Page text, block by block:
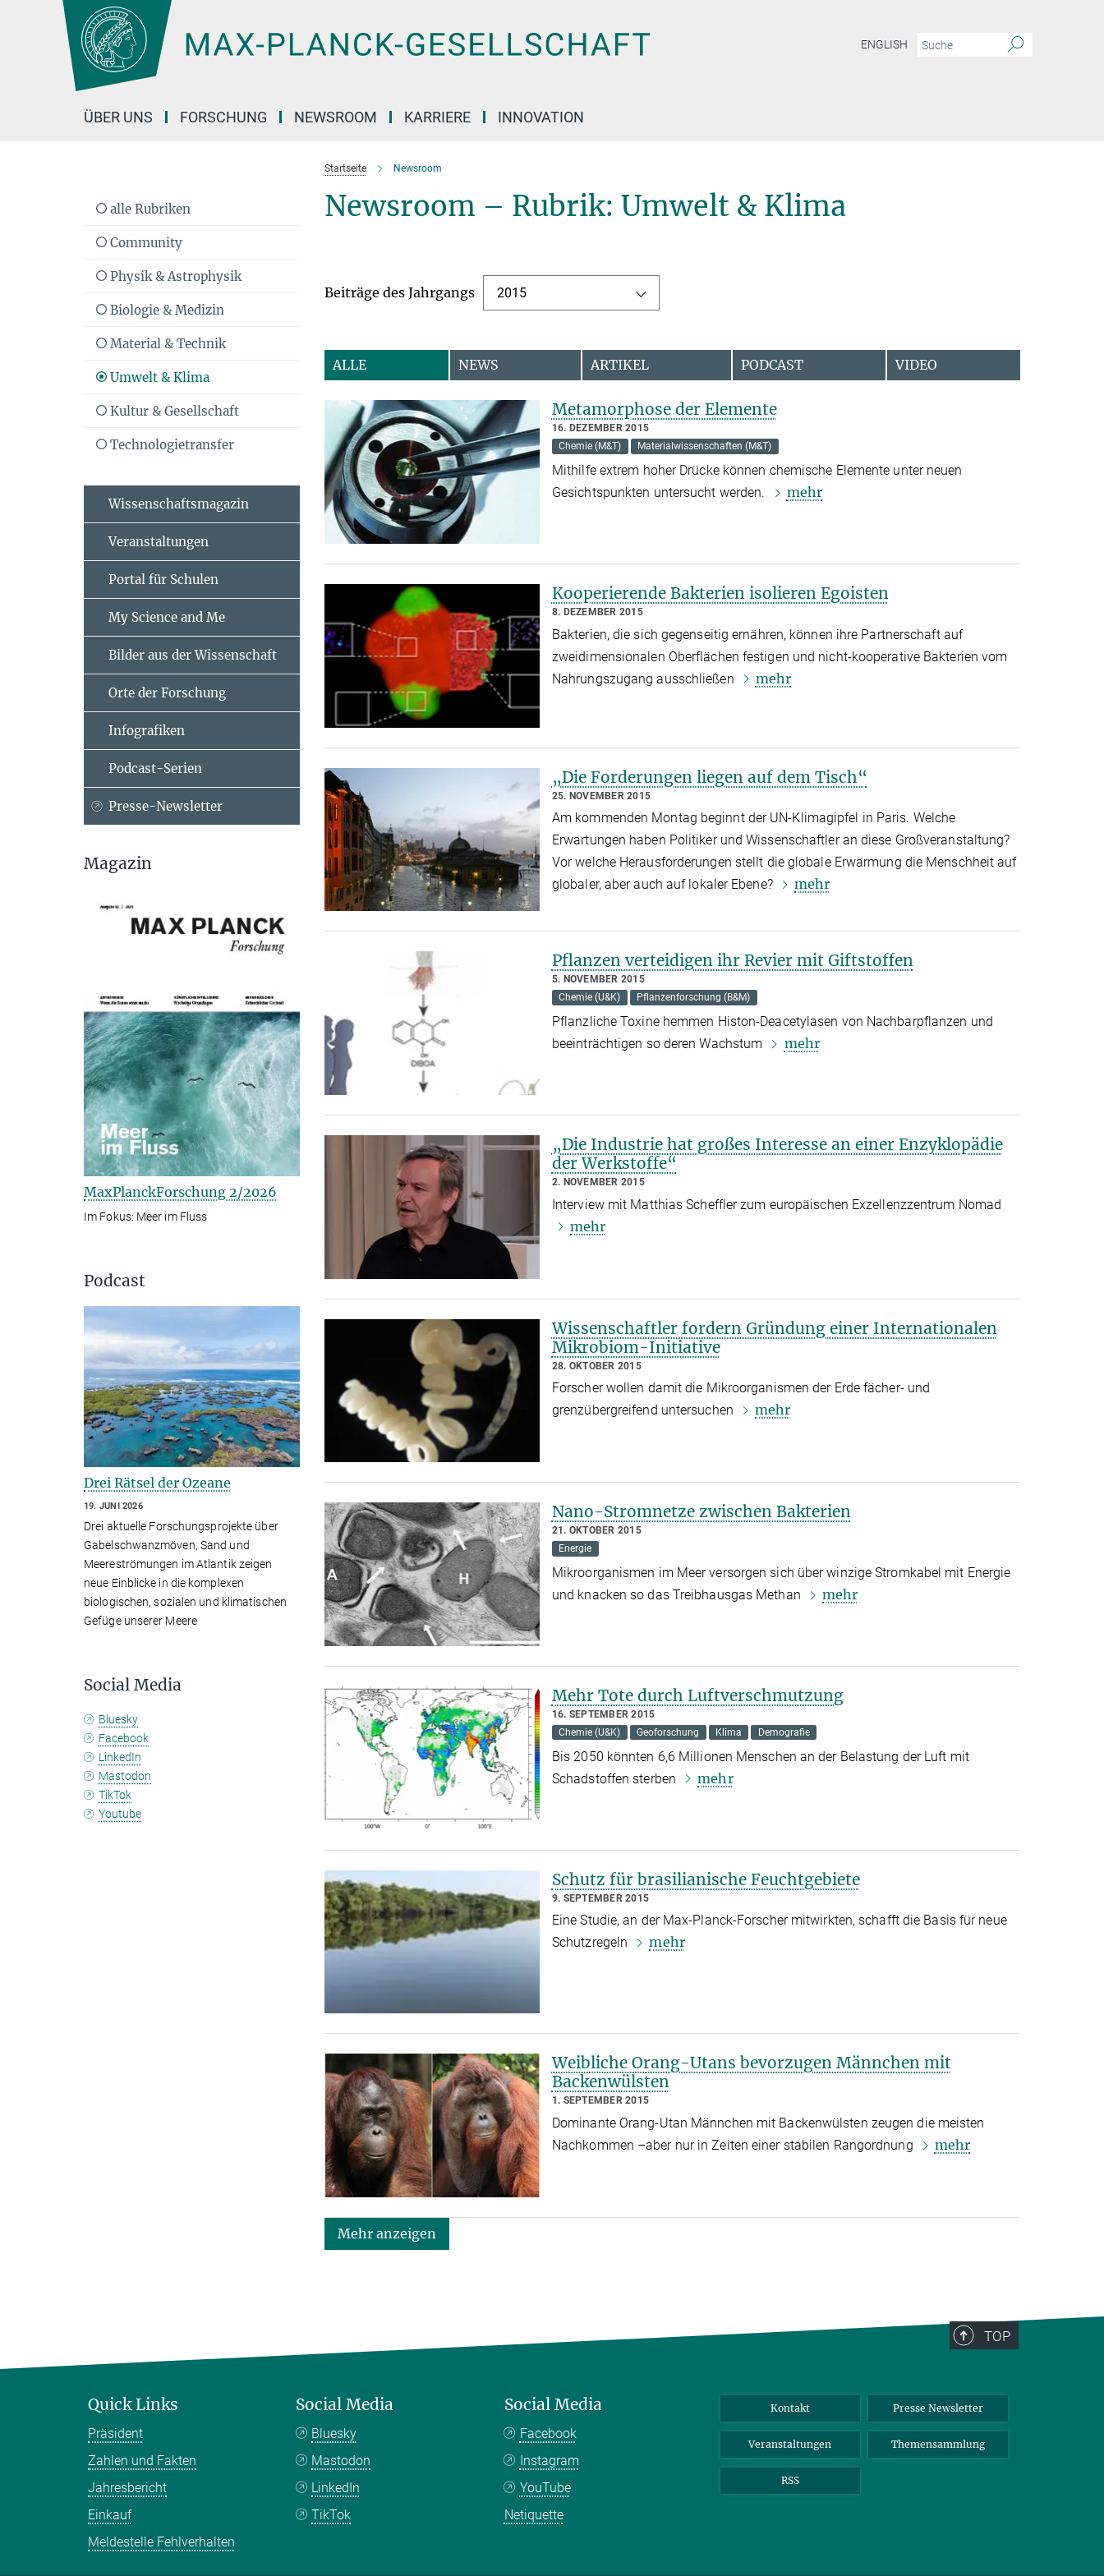
Hauptinhalt
ENGLISH
ÜBER UNS FORSCHUNG NEWSROOM KARRIERE INNOVATION
Startseite Newsroom
Newsroom – Rubrik: Umwelt & Klima
Beiträge des Jahrgangs 2015
ALLE NEWS ARTIKEL PODCAST VIDEO
Metamorphose der Elemente
16. DEZEMBER 2015
Chemie (M&T)
Materialwissenschaften (M&T)
Mithilfe extrem hoher Drücke können chemische Elemente unter neuen
Gesichtspunkten untersucht werden.
mehr
Kooperierende Bakterien isolieren Egoisten
8. DEZEMBER 2015
Bakterien, die sich gegenseitig ernähren, können ihre Partnerschaft auf
zweidimensionalen Oberflächen festigen und nicht-kooperative Bakterien vom
Nahrungszugang ausschließen
mehr
„Die Forderungen liegen auf dem Tisch“
25. NOVEMBER 2015
Am kommenden Montag beginnt der UN-Klimagipfel in Paris. Welche
Erwartungen haben Politiker und Wissenschaftler an diese Großveranstaltung?
Vor welche Herausforderungen stellt die globale Erwärmung die Menschheit auf
globaler, aber auch auf lokaler Ebene?
mehr
Pflanzen verteidigen ihr Revier mit Giftstoffen
5. NOVEMBER 2015
Chemie (U&K)
Pflanzenforschung (B&M)
Pflanzliche Toxine hemmen Histon-Deacetylasen von Nachbarpflanzen und
beeinträchtigen so deren Wachstum
mehr
„Die Industrie hat großes Interesse an einer Enzyklopädie
der Werkstoffe“
2. NOVEMBER 2015
Interview mit Matthias Scheffler zum europäischen Exzellenzzentrum Nomad
mehr
Wissenschaftler fordern Gründung einer Internationalen
Mikrobiom-Initiative
28. OKTOBER 2015
Forscher wollen damit die Mikroorganismen der Erde fächer- und
grenzübergreifend untersuchen
mehr
Nano-Stromnetze zwischen Bakterien
21. OKTOBER 2015
Energie
Mikroorganismen im Meer versorgen sich über winzige Stromkabel mit Energie
und knacken so das Treibhausgas Methan
mehr
Mehr Tote durch Luftverschmutzung
16. SEPTEMBER 2015
Chemie (U&K)
Geoforschung Klima Demografie
Bis 2050 könnten 6,6 Millionen Menschen an der Belastung der Luft mit
Schadstoffen sterben
mehr
Schutz für brasilianische Feuchtgebiete
9. SEPTEMBER 2015
Eine Studie, an der Max-Planck-Forscher mitwirkten, schafft die Basis für neue
Schutzregeln
mehr
Weibliche Orang-Utans bevorzugen Männchen mit
Backenwülsten
1. SEPTEMBER 2015
Dominante Orang-Utan Männchen mit Backenwülsten zeugen die meisten
Nachkommen –aber nur in Zeiten einer stabilen Rangordnung
mehr
Mehr anzeigen
alle Rubriken
Community
Physik & Astrophysik
Biologie & Medizin
Material & Technik
Umwelt & Klima
Kultur & Gesellschaft
Technologietransfer
Wissenschaftsmagazin
Veranstaltungen
Portal für Schulen
My Science and Me
Bilder aus der Wissenschaft
Orte der Forschung
Infografiken
Podcast-Serien
Presse-Newsletter
Magazin
MaxPlanckForschung 2/2026
Im Fokus: Meer im Fluss
Podcast
Drei Rätsel der Ozeane
19. JUNI 2026
Drei aktuelle Forschungsprojekte über
Gabelschwanzmöven, Sand und
Meereströmungen im Atlantik zeigen
neue Einblicke in die komplexen
biologischen, sozialen und klimatischen
Gefüge unserer Meere
Social Media
Bluesky
Facebook
LinkedIn
Mastodon
TikTok
Youtube
TOP
Quick Links
Präsident
Zahlen und Fakten
Jahresbericht
Einkauf
Meldestelle Fehlverhalten
Social Media
Bluesky
Mastodon
LinkedIn
TikTok
Social Media
Facebook
Instagram
YouTube
Netiquette
Kontakt Presse Newsletter
Veranstaltungen Themensammlung
RSS